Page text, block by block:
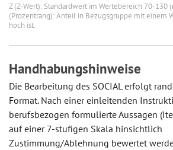
Z (Z-Wert): Standardwert im Wertebereich 70-130
(Prozentrang): Anteil in Bezugsgruppe mit einem
hoch ist.
Handhabungshinweise
Die Bearbeitung des SOCIAL erfolgt
Format. Nach einer einleitenden
berufsbezogen formulierte Aussagen
auf einer 7-stufigen Skala hinsichtlich
Zustimmung/Ablehnung bewertet